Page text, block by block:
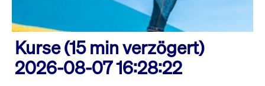
Kurse (15 min verzögert)
2026-08-07 16:28:22